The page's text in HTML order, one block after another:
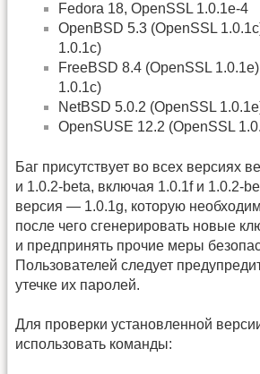
Fedora 18, OpenSSL 1.0.1e-4
OpenBSD 5.3 (OpenSSL
1.0.1c)
FreeBSD 8.4 (OpenSSL
1.0.1c)
NetBSD 5.0.2 (OpenSSL
OpenSUSE 12.2 (OpenSSL
Баг присутствует во всех версиях
и 1.0.2-beta, включая 1.0.1f и 1.0.2-
версия — 1.0.1g, которую
после чего сгенерировать новые
и предпринять прочие меры
Пользователей следует
утечке их паролей.
Для проверки установленной
использовать команды: